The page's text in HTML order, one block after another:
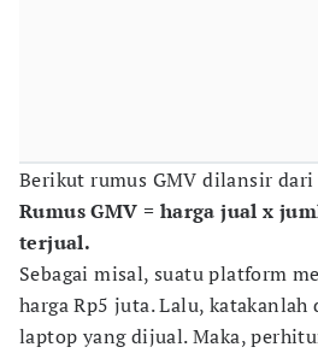
Berikut rumus GMV dilansir dari
Rumus GMV = harga jual x
terjual.
Sebagai misal, suatu platform
harga Rp5 juta. Lalu, katakanlah
laptop yang dijual. Maka,